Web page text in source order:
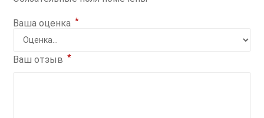
Ваша оценка *
Ваш отзыв *